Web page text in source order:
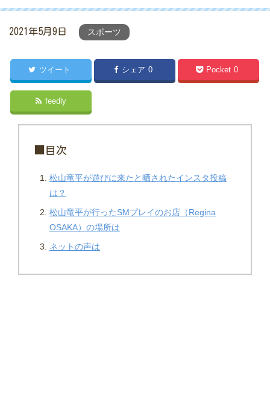
2021年5月9日 スポーツ
ツイート シェア 0 Pocket 0
feedly
■目次
松山竜平が遊びに来たと晒されたインスタ投稿
は？
松山竜平が行ったSMプレイのお店（Regina
OSAKA）の場所は
ネットの声は